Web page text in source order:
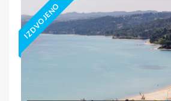
IZDVOJENO